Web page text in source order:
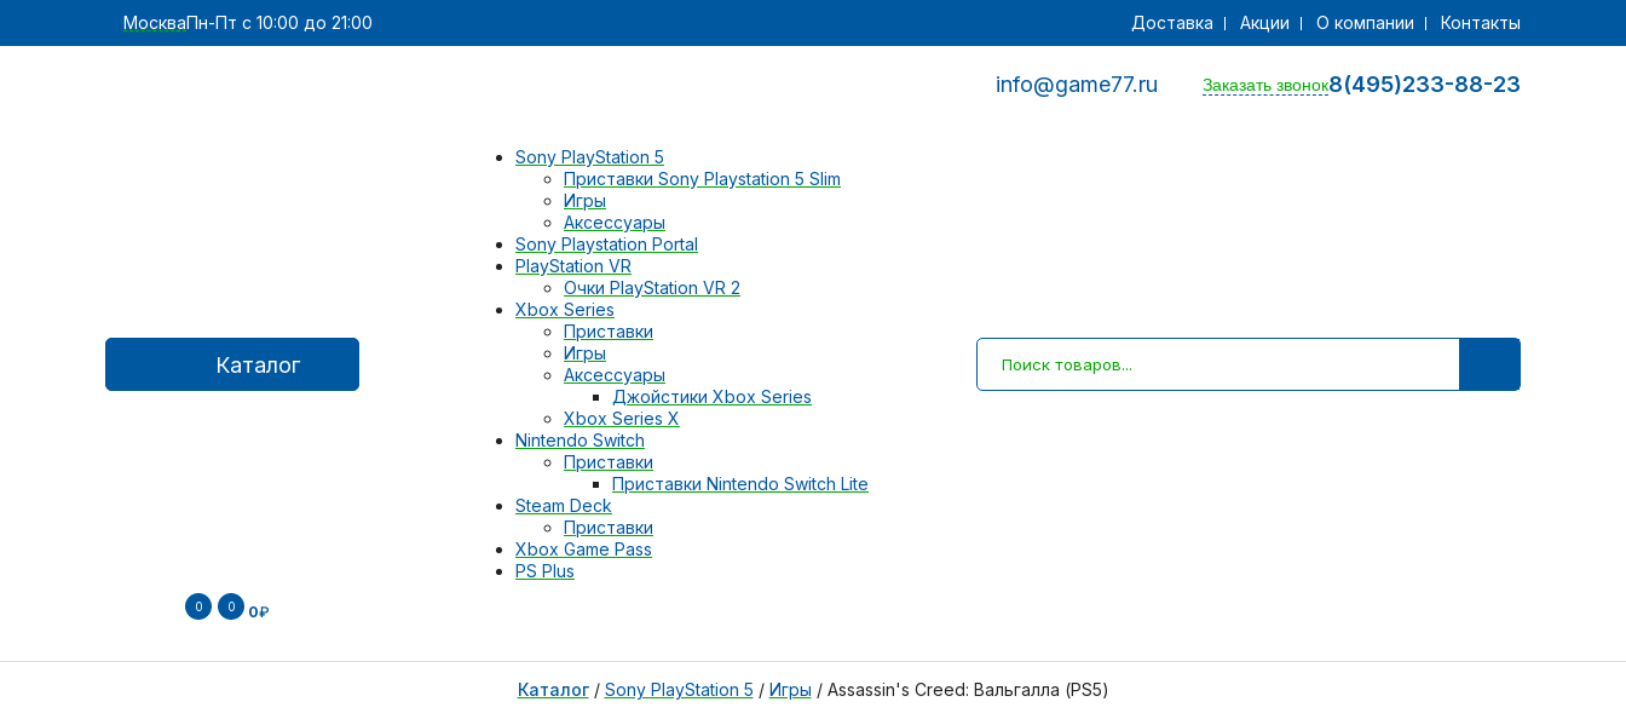
МоскваПн-Пт с 10:00 до 21:00 Доставка Акции О компании Контакты
info@game77.ru 8(495)233-88-23
Заказать звонок
Каталог
Sony PlayStation 5
Приставки Sony Playstation 5 Slim
Игры
Аксессуары
Sony Playstation Portal
PlayStation VR
Очки PlayStation VR 2
Xbox Series
Приставки
Игры
Аксессуары
Джойстики Xbox Series
Xbox Series X
Nintendo Switch
Приставки
Приставки Nintendo Switch Lite
Steam Deck
Приставки
Xbox Game Pass
PS Plus
0 0 0₽
Каталог/ Sony PlayStation 5 / Игры / Assassin's Creed: Вальгалла (PS5)